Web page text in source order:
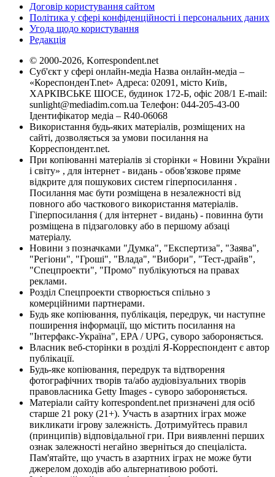
Договір користування сайтом
Політика у сфері конфіденційності і персональних даних
Угода щодо користування
Редакція
© 2000-2026, Korrespondent.net
Суб'єкт у сфері онлайн-медіа Назва онлайн-медіа –
«КореспонденТ.net» Адреса: 02091, місто Київ,
ХАРКІВСЬКЕ ШОСЕ, будинок 172-Б, офіс 208/1 E-mail:
sunlight@mediadim.com.ua Телефон: 044-205-43-00
Ідентифікатор медіа – R40-06068
Використання будь-яких матеріалів, розміщених на
сайті, дозволяється за умови посилання на
Корреспондент.net.
При копіюванні матеріалів зі сторінки « Новини України
і світу» , для інтернет - видань - обов'язкове пряме
відкрите для пошукових систем гіперпосилання .
Посилання має бути розміщена в незалежності від
повного або часткового використання матеріалів.
Гіперпосилання ( для інтернет - видань) - повинна бути
розміщена в підзаголовку або в першому абзаці
матеріалу.
Новини з позначками "Думка", "Експертиза", "Заява",
"Регіони", "Гроші", "Влада", "Вибори", "Тест-драйв",
"Спецпроекти", "Промо" публікуються на правах
реклами.
Розділ Спецпроекти створюється спільно з
комерційними партнерами.
Будь яке копіювання, публікація, передрук, чи наступне
поширення інформації, що містить посилання на
"Інтерфакс-Україна", EPA / UPG, суворо забороняється.
Власник веб-сторінки в розділі Я-Корреспондент є автор
публікації.
Будь-яке копіювання, передрук та відтворення
фотографічних творів та/або аудіовізуальних творів
правовласника Getty Images - суворо забороняється.
Матеріали сайту korrespondent.net призначені для осіб
старше 21 року (21+). Участь в азартних іграх може
викликати ігрову залежність. Дотримуйтесь правил
(принципів) відповідальної гри. При виявленні перших
ознак залежності негайно зверніться до спеціаліста.
Пам'ятайте, що участь в азартних іграх не може бути
джерелом доходів або альтернативою роботі.